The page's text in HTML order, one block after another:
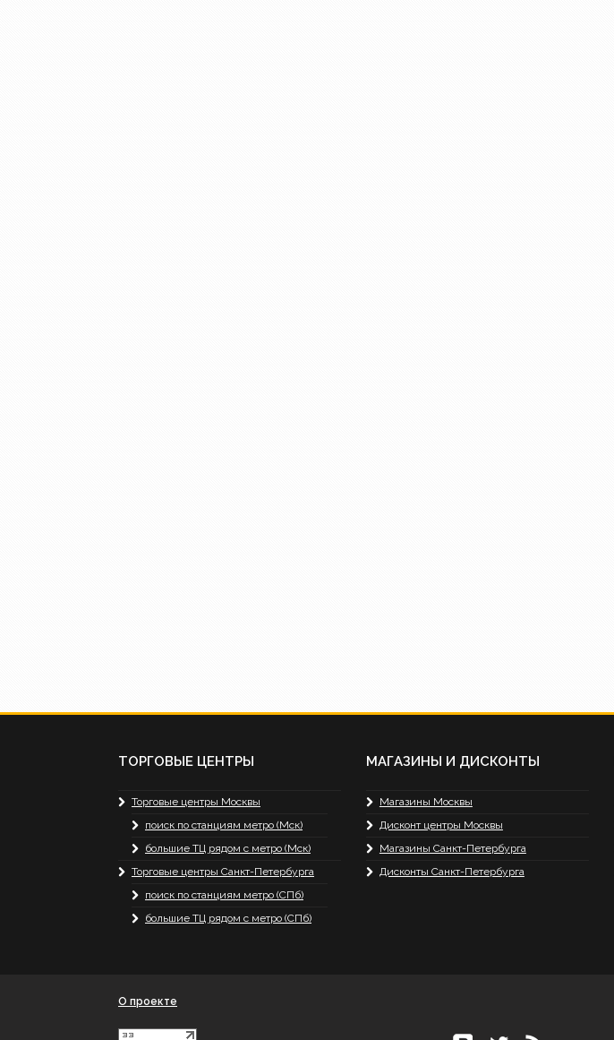
ТОРГОВЫЕ ЦЕНТРЫ
Торговые центры Москвы
поиск по станциям метро (Мск)
большие ТЦ рядом с метро (Мск)
Торговые центры Санкт-Петербурга
поиск по станциям метро (СПб)
большие ТЦ рядом с метро (СПб)
МАГАЗИНЫ И ДИСКОНТЫ
Магазины Москвы
Дисконт центры Москвы
Магазины Санкт-Петербурга
Дисконты Санкт-Петербурга
О проекте